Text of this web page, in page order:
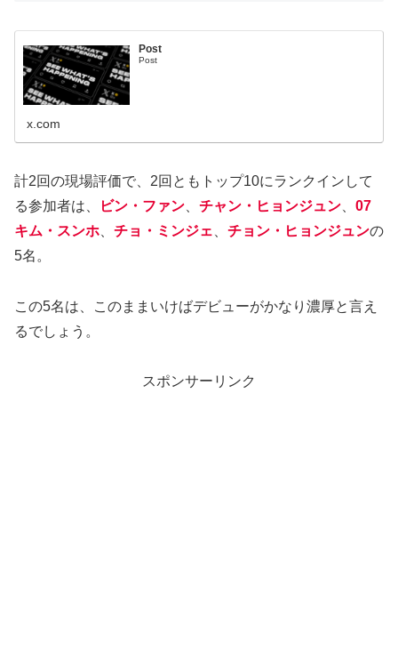
Post
Post
x.com
計2回の現場評価で、2回ともトップ10にランクインして
る参加者は、
ビン・ファン チャン・ヒョンジュン
07
キム・スンホ
チョ・ミンジェ チョン・ヒョンジュンの
5名。
この5名は、このままいけばデビューがかなり濃厚と言え
るでしょう。
スポンサーリンク